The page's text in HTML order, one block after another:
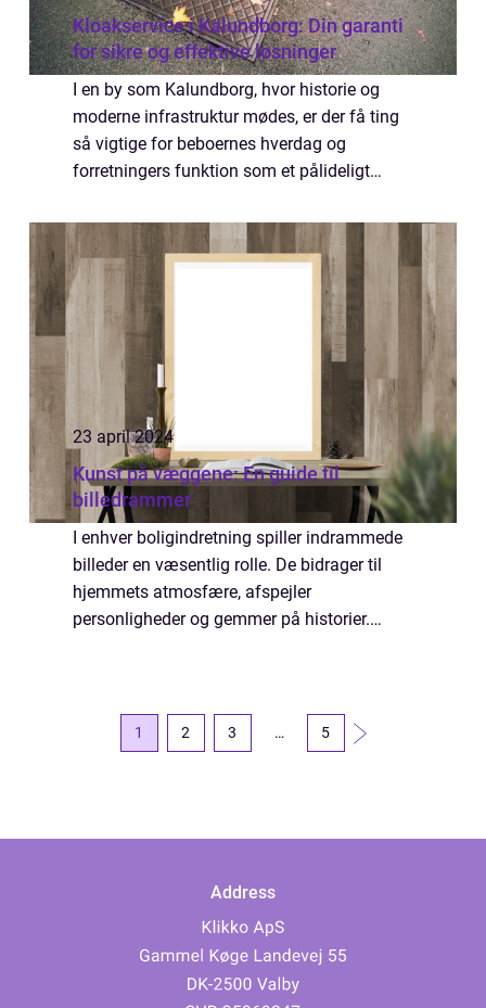
Kloakservice i Kalundborg: Din garanti
for sikre og effektive løsninger
I en by som Kalundborg, hvor historie og
moderne infrastruktur mødes, er der få ting
så vigtige for beboernes hverdag og
forretningers funktion som et pålideligt
tjeneste, der sikrer at alt fra
husholdningsaf...
23 april 2024
Kunst på væggene: En guide til
billedrammer
I enhver boligindretning spiller indrammede
billeder en væsentlig rolle. De bidrager til
hjemmets atmosfære, afspejler
personligheder og gemmer på historier.
1 2 3 … 5
Address